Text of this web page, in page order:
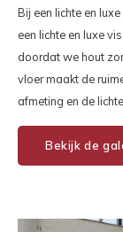
Bij een lichte en
een lichte en luxe
doordat we hout
vloer maakt de
afmeting en de
Bekijk de